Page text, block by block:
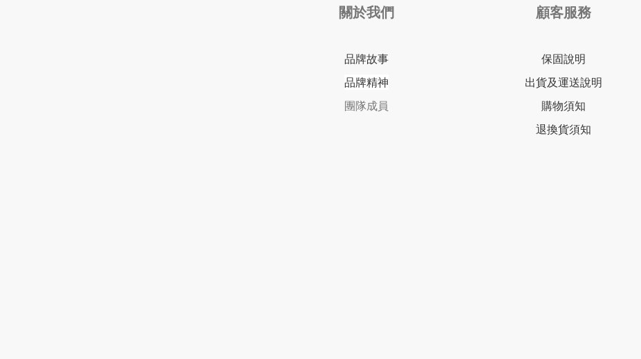
關於我們
品牌故事
品牌精神
團隊成員
顧客服務
保固說明
出貨及運送說明
購物須知
退換貨須知